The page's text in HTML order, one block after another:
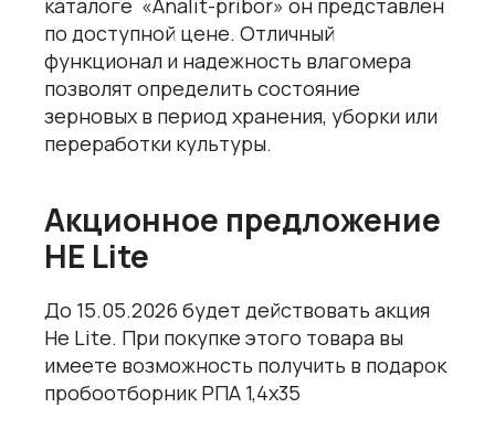
по доступной цене. Отличный
функционал и надежность влагомера
позволят определить состояние
зерновых в период хранения, уборки или
переработки культуры.
Акционное предложение
HE Lite
До 15.05.2026 будет действовать акция
He Lite. При покупке этого товара вы
имеете возможность получить в подарок
пробоотборник РПА 1,4х35